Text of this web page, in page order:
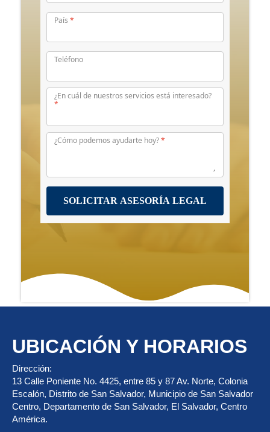
UBICACIÓN Y HORARIOS
Dirección:
13 Calle Poniente No. 4425, entre 85 y 87 Av. Norte, Colonia
Escalón, Distrito de San Salvador, Municipio de San Salvador
Centro, Departamento de San Salvador, El Salvador, Centro
América.